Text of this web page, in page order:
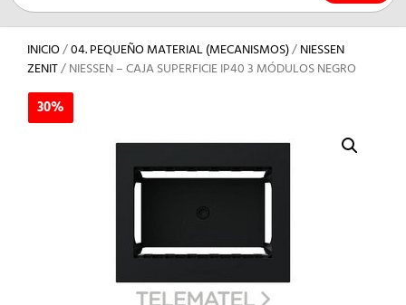
INICIO/04. PEQUEÑO MATERIAL (MECANISMOS)/NIESSEN
ZENIT/ NIESSEN – CAJA SUPERFICIE IP40 3 MÓDULOS NEGRO
30%
30%